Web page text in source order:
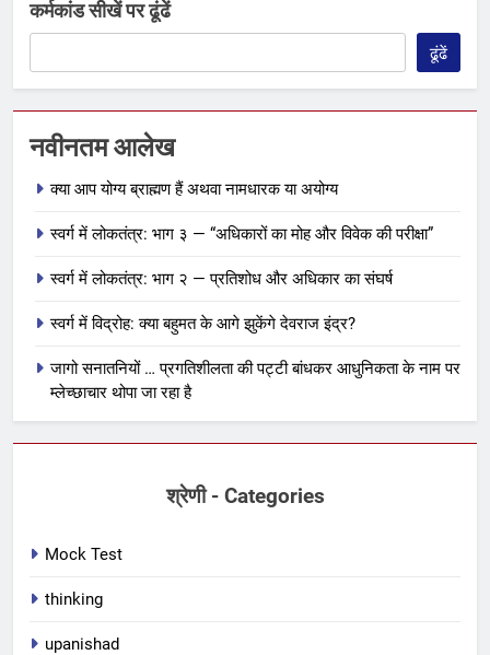
कर्मकांड सीखें पर ढूंढें
ढूंढें
नवीनतम आलेख
क्या आप योग्य ब्राह्मण हैं अथवा नामधारक या अयोग्य
स्वर्ग में लोकतंत्र: भाग ३ — “अधिकारों का मोह और विवेक की परीक्षा”
स्वर्ग में लोकतंत्र: भाग २ — प्रतिशोध और अधिकार का संघर्ष
स्वर्ग में विद्रोह: क्या बहुमत के आगे झुकेंगे देवराज इंद्र?
जागो सनातनियों … प्रगतिशीलता की पट्टी बांधकर आधुनिकता के नाम पर
म्लेच्छाचार थोपा जा रहा है
श्रेणी - Categories
Mock Test
thinking
upanishad